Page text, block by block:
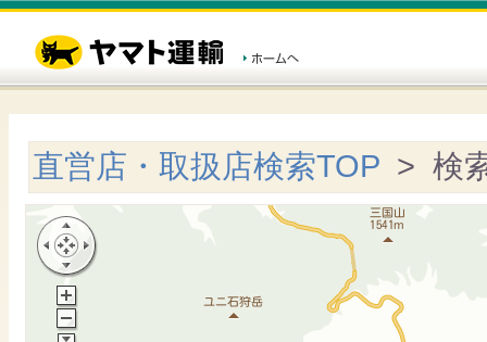
直営店・取扱店検索TOP > 検